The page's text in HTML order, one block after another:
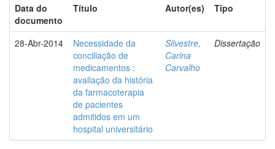
Data do
documento
Título Autor(es) Tipo
28-Abr-2014
Necessidade da
conciliação de
medicamentos :
avaliação da história
da farmacoterapia
de pacientes
admitidos em um
hospital universitário
Silvestre,
Carina
Carvalho
Dissertação